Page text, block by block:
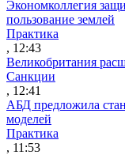
Экономколлегия
пользование землей
Практика
, 12:43
Великобритания
Санкции
, 12:41
АБД предложила
моделей
Практика
, 11:53